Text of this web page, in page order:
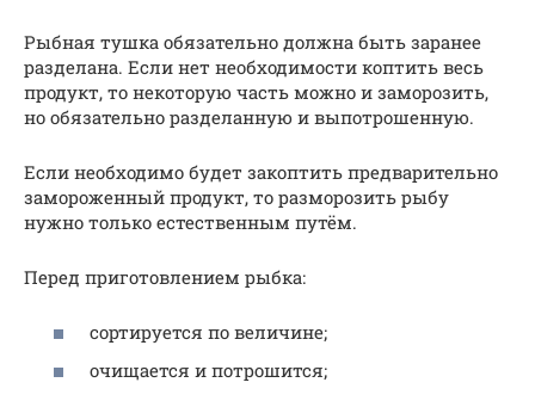
Рыбная тушка обязательно должна быть заранее
разделана. Если нет необходимости коптить весь
продукт, то некоторую часть можно и заморозить,
но обязательно разделанную и выпотрошенную.
Если необходимо будет закоптить предварительно
замороженный продукт, то разморозить рыбу
нужно только естественным путём.
Перед приготовлением рыбка:
сортируется по величине;
очищается и потрошится;